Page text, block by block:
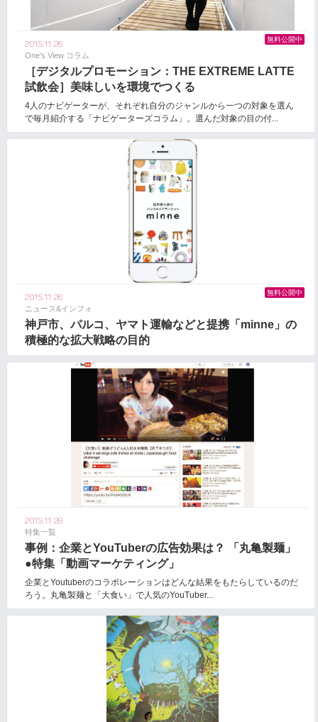
2015.11.26
One's View コラム
［デジタルプロモーション：THE EXTREME LATTE
試飲会］美味しいを環境でつくる
4人のナビゲーターが、それぞれ自分のジャンルから一つの対象を選ん
で毎月紹介する「ナビゲーターズコラム」。選んだ対象の目の付...
無料公開中
2015.11.26
ニュース&インフォ
神戸市、パルコ、ヤマト運輸などと提携「minne」の
積極的な拡大戦略の目的
無料公開中
2015.11.26
特集一覧
事例：企業とYouTuberの広告効果は？ 「丸亀製麺」
●特集「動画マーケティング」
企業とYoutuberのコラボレーションはどんな結果をもたらしているのだ
ろう。丸亀製麺と「大食い」で人気のYouTuber...